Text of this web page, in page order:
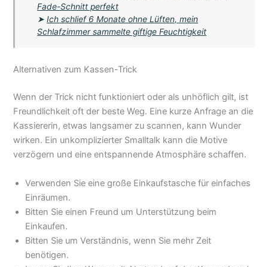
Fade-Schnitt perfekt
➤Ich schlief 6 Monate ohne Lüften, mein
Schlafzimmer sammelte giftige Feuchtigkeit
Alternativen zum Kassen-Trick
Wenn der Trick nicht funktioniert oder als unhöflich gilt, ist
Freundlichkeit oft der beste Weg. Eine kurze Anfrage an die
Kassiererin, etwas langsamer zu scannen, kann Wunder
wirken. Ein unkomplizierter Smalltalk kann die Motive
verzögern und eine entspannende Atmosphäre schaffen.
Verwenden Sie eine große Einkaufstasche für einfaches
Einräumen.
Bitten Sie einen Freund um Unterstützung beim
Einkaufen.
Bitten Sie um Verständnis, wenn Sie mehr Zeit
benötigen.